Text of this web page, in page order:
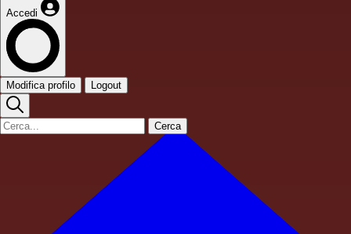
Accedi
Modifica profilo Logout
Cerca